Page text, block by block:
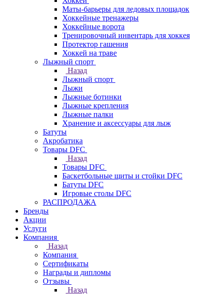
Маты-барьеры для ледовых площадок
Хоккейные тренажеры
Хоккейные ворота
Тренировочный инвентарь для хоккея
Протектор гашения
Хоккей на траве
Лыжный спорт
Назад
Лыжный спорт
Лыжи
Лыжные ботинки
Лыжные крепления
Лыжные палки
Хранение и аксессуары для лыж
Батуты
Акробатика
Товары DFC
Назад
Товары DFC
Баскетбольные щиты и стойки DFC
Батуты DFC
Игровые столы DFC
РАСПРОДАЖА
Бренды
Акции
Услуги
Компания
Назад
Компания
Сертификаты
Награды и дипломы
Отзывы
Назад